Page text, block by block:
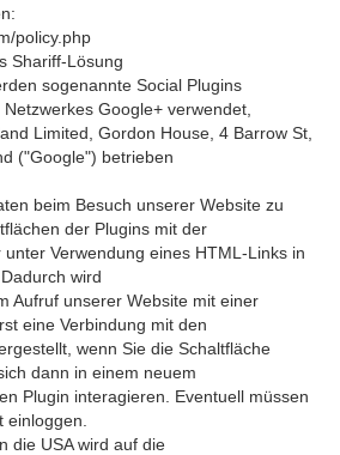
policy.php
Shariff-Lösung
sogenannte Social Plugins
Google+ verwendet,
Limited, Gordon House, 4 Barrow St,
("Google") betrieben
beim Besuch unserer Website zu
der Plugins mit der
Verwendung eines HTML-Links in
wird
Aufruf unserer Website mit einer
eine Verbindung mit den
wenn Sie die Schaltfläche
dann in einem neuem
Plugin interagieren. Eventuell müssen
die USA wird auf die